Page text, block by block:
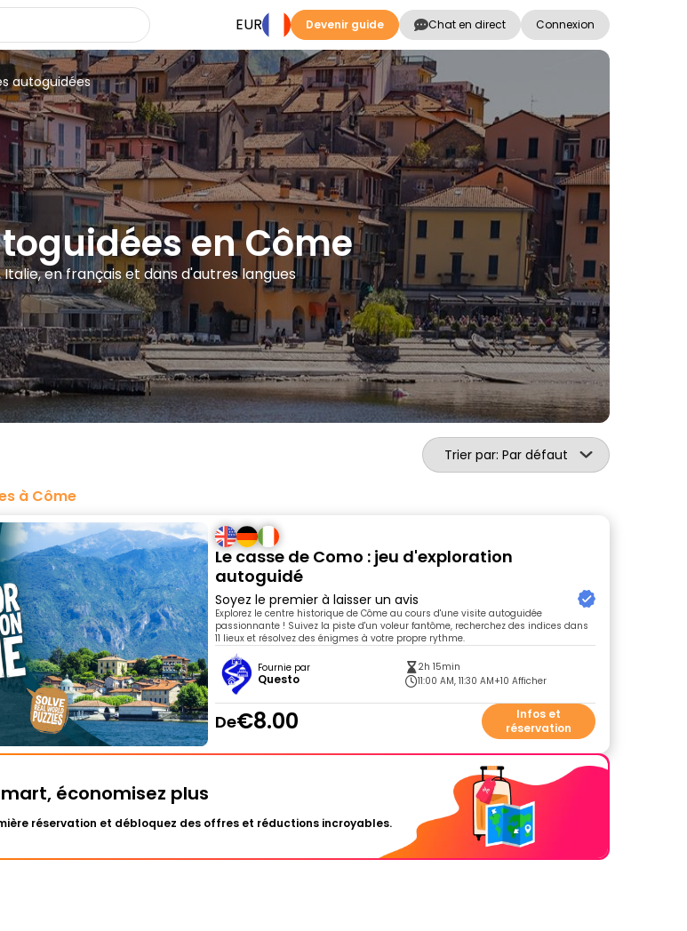
EUR Devenir guide Chat en direct Connexion
autoguidées
en Côme
Italie, en français et dans d'autres langues
Trier par: Par défaut
à Côme
Le casse de Como : jeu d'exploration
autoguidé
Soyez le premier à laisser un avis
Explorez le centre historique de Côme au cours d'une visite autoguidée
passionnante ! Suivez la piste d'un voleur fantôme, recherchez des indices dans
11 lieux et résolvez des énigmes à votre propre rythme.
Fournie par
Questo
2h 15min
11:00 AM, 11:30 AM+10 Afficher
De€8.00
Infos et
réservation
économisez plus
réservation et débloquez des offres et réductions incroyables.